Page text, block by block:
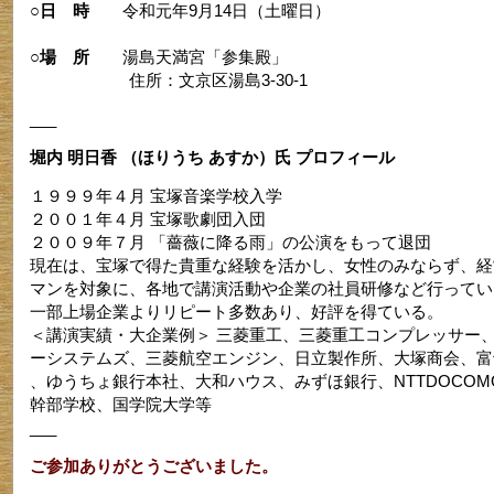
○日 時令和元年9月14日（土曜日）
○場 所湯島天満宮「参集殿」
住所：文京区湯島3-30-1
堀内 明日香 （ほりうち あすか）氏 プロフィール
１９９９年４月 宝塚音楽学校入学
２００１年４月 宝塚歌劇団入団
２００９年７月 「薔薇に降る雨」の公演をもって退団
現在は、宝塚で得た貴重な経験を活かし、女性のみならず、
マンを対象に、各地で講演活動や企業の社員研修など行って
一部上場企業よりリピート多数あり、好評を得ている。
＜講演実績・大企業例＞ 三菱重工、三菱重工コンプレッサー
ーシステムズ、三菱航空エンジン、日立製作所、大塚商会、
、ゆうちょ銀行本社、大和ハウス、みずほ銀行、
幹部学校、国学院大学等
ご参加ありがとうございました。